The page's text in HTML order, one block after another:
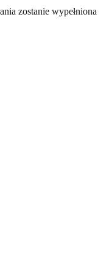
zostanie wypełniona